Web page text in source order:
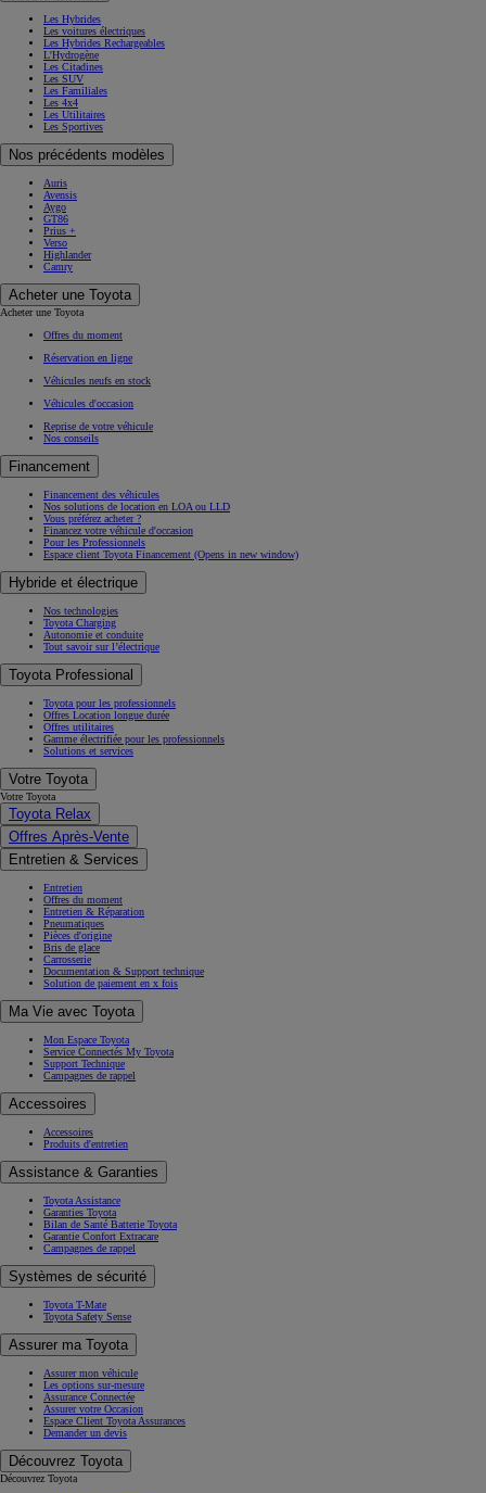
Les Hybrides
Les voitures électriques
Les Hybrides Rechargeables
L'Hydrogène
Les Citadines
Les SUV
Les Familiales
Les 4x4
Les Utilitaires
Les Sportives
Nos précédents modèles
Auris
Avensis
Aygo
GT86
Prius +
Verso
Highlander
Camry
Acheter une Toyota
Acheter une Toyota
Offres du moment
Réservation en ligne
Véhicules neufs en stock
Véhicules d'occasion
Reprise de votre véhicule
Nos conseils
Financement
Financement des véhicules
Nos solutions de location en LOA ou LLD
Vous préférez acheter ?
Financez votre véhicule d'occasion
Pour les Professionnels
Espace client Toyota Financement (Opens in new window)
Hybride et électrique
Nos technologies
Toyota Charging
Autonomie et conduite
Tout savoir sur l’électrique
Toyota Professional
Toyota pour les professionnels
Offres Location longue durée
Offres utilitaires
Gamme électrifiée pour les professionnels
Solutions et services
Votre Toyota
Votre Toyota
Toyota Relax
Offres Après-Vente
Entretien & Services
Entretien
Offres du moment
Entretien & Réparation
Pneumatiques
Pièces d'origine
Bris de glace
Carrosserie
Documentation & Support technique
Solution de paiement en x fois
Ma Vie avec Toyota
Mon Espace Toyota
Service Connectés My Toyota
Support Technique
Campagnes de rappel
Accessoires
Accessoires
Produits d'entretien
Assistance & Garanties
Toyota Assistance
Garanties Toyota
Bilan de Santé Batterie Toyota
Garantie Confort Extracare
Campagnes de rappel
Systèmes de sécurité
Toyota T-Mate
Toyota Safety Sense
Assurer ma Toyota
Assurer mon véhicule
Les options sur-mesure
Assurance Connectée
Assurer votre Occasion
Espace Client Toyota Assurances
Demander un devis
Découvrez Toyota
Découvrez Toyota